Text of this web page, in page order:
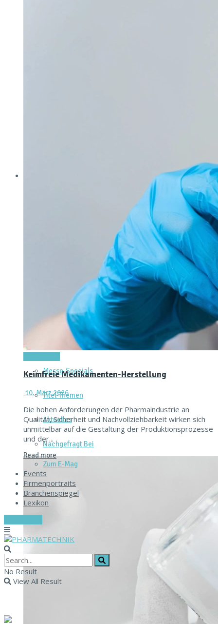
Dienstleistungen & Services
Messtechnik & Analytik
Prozessautomatisierung & Digitalisierung
Reinraum & Hygienic Design
Verpacken & Kennzeichnen
Forschung & Entwicklung
Messe-Specials
Titel-Themen
Aktuelles
Nachgefragt Bei
Keimfreie Medikamenten-Herstellung
10. März 2026
Die hohen Anforderungen der Pharmaindustrie an
Qualität, Sicherheit und Nachvollziehbarkeit wirken sich
unmittelbar auf die Gestaltung der Produktionsprozesse
und der...
Read more
Zum E‑Mag
Events
Firmenportraits
Branchenspiegel
Lexikon
No Result
View All Result